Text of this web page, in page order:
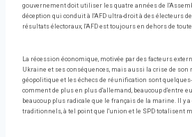
gouvernement doit utiliser les quatre années de
déception qui conduit à l'AFD ultra-droit à des électeurs
résultats électoraux, l'AFD est toujours en dehors de
La récession économique, motivée par des facteurs
Ukraine et ses conséquences, mais aussi la crise de
géopolitique et les échecs de réunification sont
comment de plus en plus d'allemand, beaucoup d'entre
beaucoup plus radicale que le français de la marine. Il y
traditionnels, à tel point que l'union et le SPD totalisent